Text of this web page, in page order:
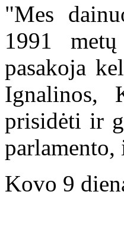
"Mes
1991
pasakoja
Ignalinos,
prisidėti ir
parlamento,
Kovo 9